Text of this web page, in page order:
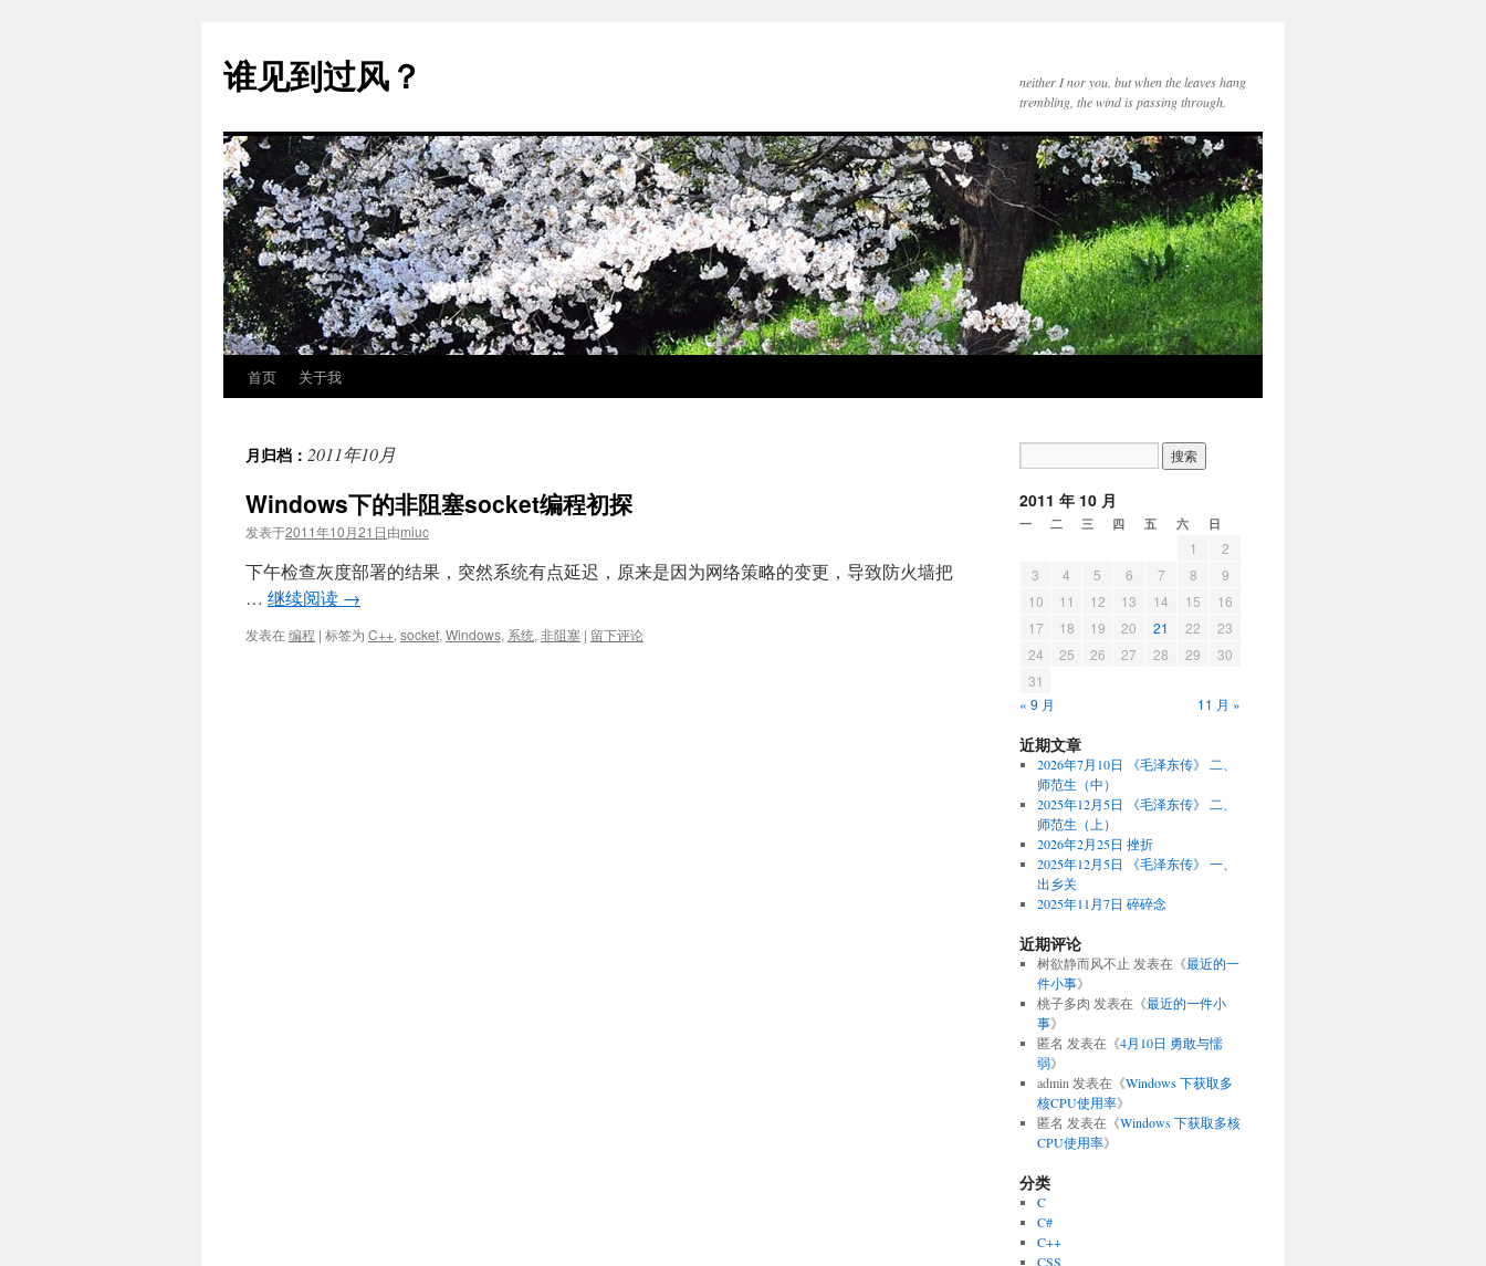
正
文
谁见到过风？
neither I nor you. but when the leaves hang
trembling, the wind is passing through.
首页 关于我
月归档： 2011年10月
Windows下的非阻塞socket编程初探
发表于2011年10月21日由miuc
下午检查灰度部署的结果，突然系统有点延迟，原来是因为网络策略的变更，导致防火墙把
… 继续阅读 →
发表在编程 | 标签为 C++, socket, Windows, 系统, 非阻塞 | 留下评论
2011 年 10 月
一 二 三 四 五 六 日
1
2
3
4 5 6 7 8
9
10
11 12 13 14 15
16
17
18 19 20 21 22
23
24
25 26 27 28 29
30
31
« 9 月
11 月 »
近期文章
2026年7月10日 《毛泽东传》 二、
师范生（中）
2025年12月5日 《毛泽东传》 二、
师范生（上）
2026年2月25日 挫折
2025年12月5日 《毛泽东传》 一、
出乡关
2025年11月7日 碎碎念
近期评论
树欲静而风不止 发表在《最近的一
件小事》
桃子多肉 发表在《最近的一件小
事》
匿名 发表在《4月10日 勇敢与懦
弱》
admin 发表在《Windows 下获取多
核CPU使用率》
匿名 发表在《Windows 下获取多核
CPU使用率》
分类
C
C#
C++
CSS